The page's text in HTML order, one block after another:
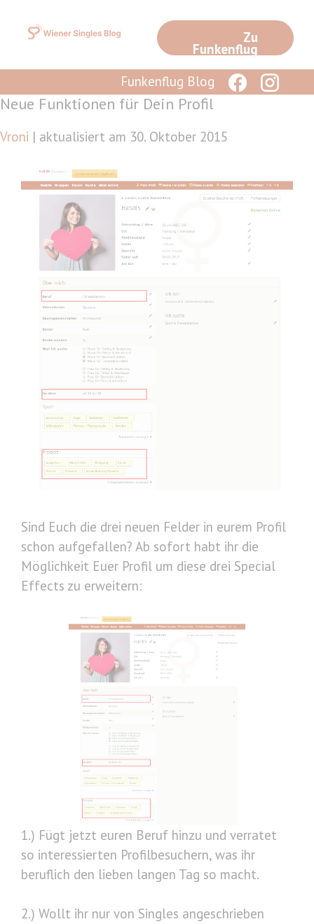
Inhalt
Zu
Funkenflug
Funkenflug Blog
Neue Funktionen für Dein Profil
Vroni | aktualisiert am 30. Oktober 2015
Sind Euch die drei neuen Felder in eurem Profil
schon aufgefallen? Ab sofort habt ihr die
Möglichkeit Euer Profil um diese drei Special
Effects zu erweitern:
1.) Fügt jetzt euren Beruf hinzu und verratet
so interessierten Profilbesuchern, was ihr
beruflich den lieben langen Tag so macht.
2.) Wollt ihr nur von Singles angeschrieben